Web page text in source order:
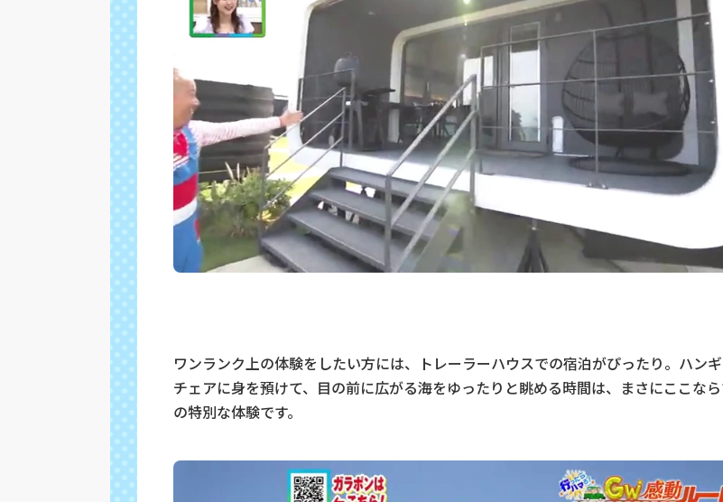
ワンランク上の体験をしたい方には、トレーラーハウスでの宿泊がぴったり。 ハン
チェアに身を預けて、目の前に広がる海をゆったりと眺める時間は、まさにここな
の特別な体験です。